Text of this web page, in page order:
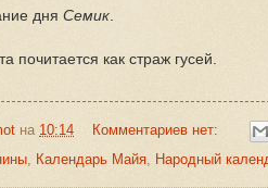
дня Семик.
почитается как страж гусей.
на 10:14
Комментариев нет:
Календарь Майя Народный